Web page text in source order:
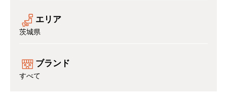
エリア
茨城県
ブランド
すべて